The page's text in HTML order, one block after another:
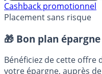
⭐️ Suivre sur Google
Placement sans risque
🎁 Bon plan